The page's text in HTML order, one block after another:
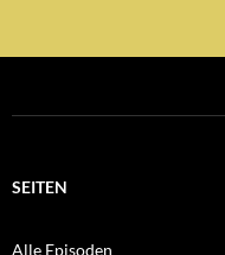
SEITEN
Alle Episoden